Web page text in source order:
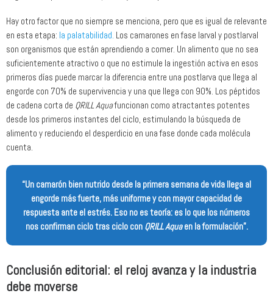
Hay otro factor que no siempre se menciona, pero que es igual de relevante
en esta etapa: la palatabilidad. Los camarones en fase larval y postlarval
son organismos que están aprendiendo a comer. Un alimento que no sea
suficientemente atractivo o que no estimule la ingestión activa en esos
primeros días puede marcar la diferencia entre una postlarva que llega al
engorde con 70% de supervivencia y una que llega con 90%. Los péptidos
de cadena corta de QRILL Aquafuncionan como atractantes potentes
desde los primeros instantes del ciclo, estimulando la búsqueda de
alimento y reduciendo el desperdicio en una fase donde cada molécula
cuenta.
“Un camarón bien nutrido desde la primera semana de vida llega al
engorde más fuerte, más uniforme y con mayor capacidad de
respuesta ante el estrés. Eso no es teoría: es lo que los números
nos confirman ciclo tras ciclo con QRILL Aquaen la formulación”.
Conclusión editorial: el reloj avanza y la industria
debe moverse